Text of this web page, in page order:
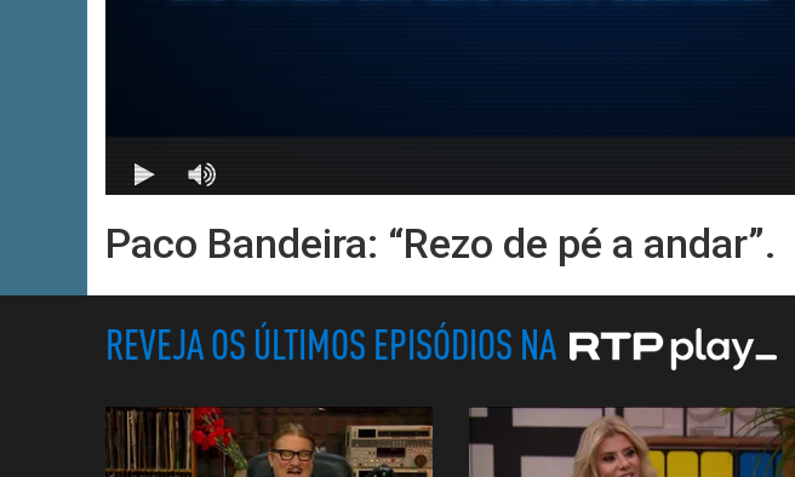
Paco Bandeira: “Rezo de pé a andar”.
REVEJA OS ÚLTIMOS EPISÓDIOS NA